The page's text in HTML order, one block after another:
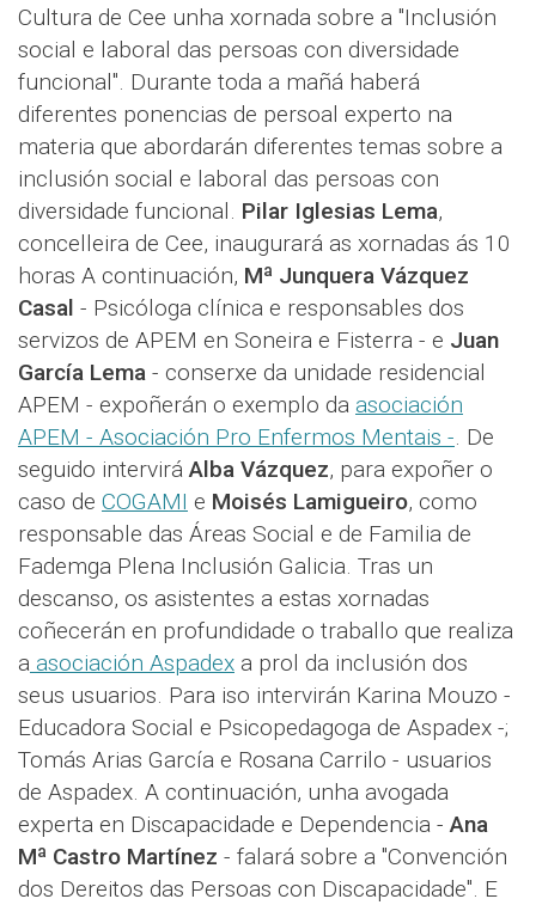
Cultura de Cee unha xornada sobre a "Inclusión
social e laboral das persoas con diversidade
funcional". Durante toda a mañá haberá
diferentes ponencias de persoal experto na
materia que abordarán diferentes temas sobre a
inclusión social e laboral das persoas con
diversidade funcional. Pilar Iglesias Lema,
concelleira de Cee, inaugurará as xornadas ás 10
horas A continuación, Mª Junquera Vázquez
Casal - Psicóloga clínica e responsables dos
servizos de APEM en Soneira e Fisterra - e Juan
García Lema - conserxe da unidade residencial
APEM - expoñerán o exemplo da asociación
APEM - Asociación Pro Enfermos Mentais - . De
seguido intervirá Alba Vázquez, para expoñer o
caso de COGAMI e Moisés Lamigueiro, como
responsable das Áreas Social e de Familia de
Fademga Plena Inclusión Galicia. Tras un
descanso, os asistentes a estas xornadas
coñecerán en profundidade o traballo que realiza
a asociación Aspadex a prol da inclusión dos
seus usuarios. Para iso intervirán Karina Mouzo -
Educadora Social e Psicopedagoga de Aspadex -;
Tomás Arias García e Rosana Carrilo - usuarios
de Aspadex. A continuación, unha avogada
experta en Discapacidade e Dependencia - Ana
Mª Castro Martínez - falará sobre a "Convención
dos Dereitos das Persoas con Discapacidade". E